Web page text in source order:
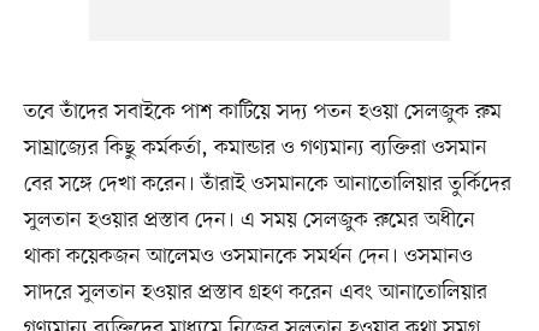
তবে তাঁদের সবাইকে পাশ কাটিয়ে সদ্য পতন হওয়া সেলজুক রুম
সাম্রাজ্যের কিছু কর্মকর্তা, কমান্ডার ও গণ্যমান্য ব্যক্তিরা ওসমান
বের সঙ্গে দেখা করেন। তাঁরাই ওসমানকে আনাতোলিয়ার তুর্কিদের
সুলতান হওয়ার প্রস্তাব দেন। এ সময় সেলজুক রুমের অধীনে
থাকা কয়েকজন আলেমও ওসমানকে সমর্থন দেন। ওসমানও
সাদরে সুলতান হওয়ার প্রস্তাব গ্রহণ করেন এবং আনাতোলিয়ার